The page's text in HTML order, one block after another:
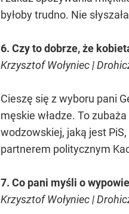
byłoby trudno. Nie
6. Czy to dobrze, że
Krzysztof Wołyniec |
Cieszę się z wyboru pani
męskie władze. To
wodzowskiej, jaką jest
partnerem politycznym
7. Co pani myśli o
Krzysztof Wołyniec |